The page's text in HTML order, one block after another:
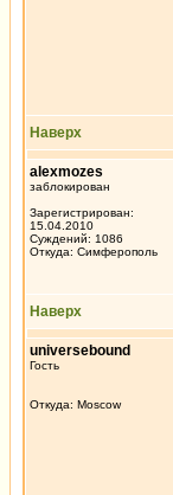
Наверх
alexmozes
заблокирован
Зарегистрирован:
15.04.2010
Суждений: 1086
Откуда: Симферополь
Наверх
universebound
Гость
Откуда: Moscow